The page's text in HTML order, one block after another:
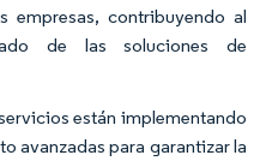
empresas, contribuyendo al
de las soluciones de
están implementando
avanzadas para garantizar la